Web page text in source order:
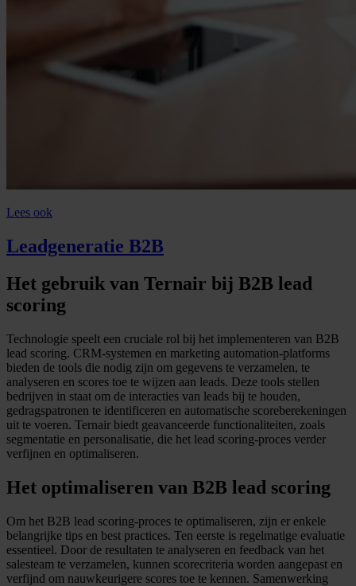
Lees ook
Leadgeneratie B2B
Het gebruik van Ternair bij B2B lead
scoring
Technologie speelt een cruciale rol bij het implementeren van B2B
lead scoring. CRM-systemen en marketing automation-platforms
bieden de tools die nodig zijn om gegevens te verzamelen, te
analyseren en scores toe te wijzen aan leads. Deze tools stellen
bedrijven in staat om de interacties van leads bij te houden,
gedragspatronen te identificeren en automatische scoreberekeningen
uit te voeren. Ternair biedt geavanceerde functionaliteiten, zoals
segmentatie en personalisatie, die het lead scoring-proces verder
verfijnen en optimaliseren.
Het optimaliseren van B2B lead scoring
Om het B2B lead scoring-proces te optimaliseren, zijn er enkele
belangrijke tips en best practices. Ten eerste is regelmatige evaluatie
essentieel. Door de resultaten te analyseren en feedback van het
salesteam te verzamelen, kunnen scorecriteria worden aangepast en
verfijnd om nauwkeurigere scores toe te kennen. Samenwerking